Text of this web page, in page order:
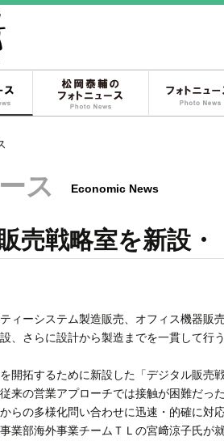
経済ニュース
ス Economic News
売戦略室を新設・
ィーシステム製造販売、オフィス機器販
、さらに設計から製造までを一貫して
開拓するために新設した「デジタル販売
来の営業アプローチでは接触が困難だ
らの多様化問い合わせに迅速・的確に
業部海外事業チームＴＬの宮﨑涼子氏が